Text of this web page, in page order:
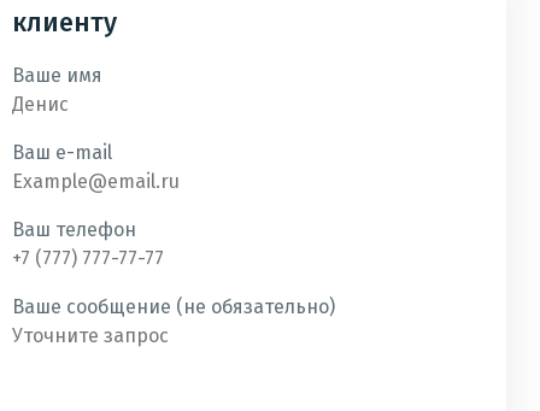
клиенту
Ваше имя
Ваш e-mail
Ваш телефон
Ваше сообщение (не обязательно)